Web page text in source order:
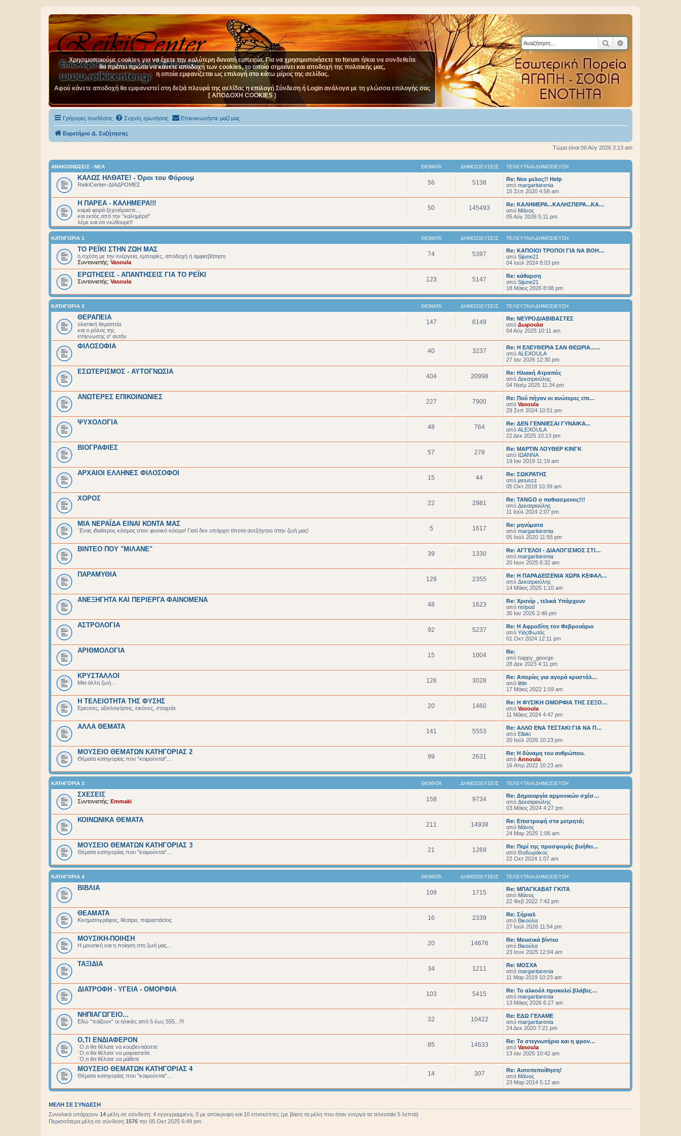
Αναζήτηση
Γρήγορες συνδέσεις Συχνές ερωτήσεις Επικοινωνήστε μαζί μας
Ευρετήριο Δ. Συζήτησης
Τώρα είναι 06 Αύγ 2026 3:13 am
ΑΝΑΚΟΙΝΩΣΕΙΣ - ΝΕΑ ΘΈΜΑΤΑ ΔΗΜΟΣΙΕΎΣΕΙΣ ΤΕΛΕΥΤΑΊΑ ΔΗΜΟΣΊΕΥΣΗ
ΚΑΛΩΣ ΗΛΘΑΤΕ! - Όροι του Φόρουμ
ReikiCenter-ΔΙΑΔΡΟΜΕΣ 56 5138
Re: Νεο μελος!! Help
από margaritarenia
15 Σεπ 2020 4:58 am
Η ΠΑΡΕΑ - ΚΑΛΗΜΕΡΑ!!!
καμιά φορά ξεχνιόμαστε...
και εκτός από την "καλημέρα"
λέμε και ότι νιώθουμε!!
50 145493
Re: ΚΑΛΗΜΕΡΑ...ΚΑΛΗΣΠΕΡΑ...ΚΑ…
από Μάνος
05 Αύγ 2026 5:11 pm
ΚΑΤΗΓΟΡΙΑ 1 ΘΈΜΑΤΑ ΔΗΜΟΣΙΕΎΣΕΙΣ ΤΕΛΕΥΤΑΊΑ ΔΗΜΟΣΊΕΥΣΗ
ΤΟ ΡΕΪΚΙ ΣΤΗΝ ΖΩΗ ΜΑΣ
η σχέση με την ενέργεια, εμπειρίες, αποδοχή ή αμφισβήτηση
Συντονιστής: Vasoula
74 5397
Re: ΚΑΠΟΙΟΙ ΤΡΟΠΟΙ ΓΙΑ ΝΑ ΒΟΗ…
από Sijune21
04 Ιούλ 2024 8:03 pm
ΕΡΩΤΗΣΕΙΣ - ΑΠΑΝΤΗΣΕΙΣ ΓΙΑ ΤΟ ΡΕΪΚΙ
Συντονιστής: Vasoula 123 5147
Re: κάθαρση
από Sijune21
18 Μάιος 2026 8:08 pm
ΚΑΤΗΓΟΡΙΑ 2 ΘΈΜΑΤΑ ΔΗΜΟΣΙΕΎΣΕΙΣ ΤΕΛΕΥΤΑΊΑ ΔΗΜΟΣΊΕΥΣΗ
ΘΕΡΑΠΕΙΑ
ολιστική θεραπεία
και ο ρόλος της
επίγνωσης σ' αυτήν
147 6149
Re: ΝΕΥΡΟΔΙΑΒΙΒΑΣΤΕΣ
από Δωρουλα
04 Αύγ 2025 10:11 am
ΦΙΛΟΣΟΦΙΑ
40 3237
Re: Η ΕΛΕΥΘΕΡΙΑ ΣΑΝ ΘΕΩΡΙΑ...…
από ALEXOULA
27 Ιαν 2026 12:30 pm
ΕΣΩΤΕΡΙΣΜΟΣ - ΑΥΤΟΓΝΩΣΙΑ
404 20998
Re: Ηλιακή Ατραπός
από Δεκατριούλης
04 Νοέμ 2025 11:34 pm
ΑΝΩΤΕΡΕΣ ΕΠΙΚΟΙΝΩΝΙΕΣ
227 7900
Re: Πού πήγαν οι ανώτερες επι…
από Vasoula
29 Σεπ 2024 10:51 pm
ΨΥΧΟΛΟΓΙΑ
48 764
Re: ΔΕΝ ΓΕΝΝΙΕΣΑΙ ΓΥΝΑΙΚΑ...
από ALEXOULA
22 Δεκ 2025 10:13 pm
BIOΓΡΑΦΙΕΣ
57 278
Re: ΜΑΡΤΙΝ ΛΟΥΘΕΡ ΚΙΝΓΚ
από ΙΩΑΝΝΑ
19 Ιαν 2019 11:19 am
ΑΡΧΑΙΟΙ EΛΛΗΝΕΣ ΦΙΛΟΣΟΦΟΙ
15 44
Re: ΣΩΚΡΑΤΗΣ
από januszz
05 Οκτ 2018 10:39 am
ΧΟΡΟΣ
22 2981
Re: TANGO ο παθιασμενος!!!
από Δεκατριούλης
11 Ιούλ 2024 2:07 pm
ΜΙΑ ΝΕΡΑΪΔΑ ΕΙΝΑΙ ΚΟΝΤΑ ΜΑΣ
΄Ενας ιδιαίτερος κόσμος στον φυσικό κόσμο! Γιατί δεν υπάρχει τίποτα ανεξήγητο στην ζωή μας! 5 1617
Re: μηνύματα
από margaritarenia
05 Ιούλ 2020 11:55 pm
ΒΙΝΤΕΟ ΠΟΥ "ΜΙΛΑΝΕ"
39 1330
Re: ΑΓΓΕΛΟΙ - ΔΙΑΛΟΓΙΣΜΟΣ ΣΤΙ…
από margaritarenia
20 Ιουν 2025 6:32 am
ΠΑΡΑΜΥΘΙΑ
129 2355
Re: Η ΠΑΡΑΔΕΙΣΕΝΙΑ ΧΩΡΑ ΚΕΦΑΛ…
από Δεκατριούλης
14 Μάιος 2025 1:10 am
ΑΝΕΞΗΓΗΤΑ ΚΑΙ ΠΕΡΙΕΡΓΑ ΦΑΙΝΟΜΕΝΑ
48 1623
Re: Χρονίρ , τελικά Υπάρχουν
από ntripod
30 Ιαν 2026 2:46 pm
ΑΣΤΡΟΛΟΓΙΑ
92 5237
Re: Η Αφροδίτη τον Φεβρουάριο
από ΥιόςΦωτός
01 Οκτ 2024 12:11 pm
ΑΡΙΘΜΟΛΟΓΙΑ
15 1004
Re:
από happy_george
28 Δεκ 2023 4:11 pm
ΚΡΥΣΤΑΛΛΟΙ
Μια άλλη ζωή... 126 3028
Re: Απορίες για αγορά κρυστάλ…
από little
17 Μάιος 2022 1:59 am
Η ΤΕΛΕΙΟΤΗΤΑ ΤΗΣ ΦΥΣΗΣ
Ερευνες, αξιολογήσεις, εικόνες, στοιχεία 20 1460
Re: Η ΦΥΣΙΚΗ ΟΜΟΡΦΙΑ ΤΗΣ ΣΕΞΟ…
από Vasoula
11 Μάιος 2024 4:47 pm
ΑΛΛΑ ΘΕΜΑΤΑ
141 5553
Re: ΑΛΛΟ ΕΝΑ ΤΕΣΤΑΚΙ ΓΙΑ ΝΑ Π…
από Ellaki
20 Ιούλ 2026 10:23 pm
ΜΟΥΣΕΙΟ ΘΕΜΑΤΩΝ ΚΑΤΗΓΟΡΙΑΣ 2
Θέματα κατηγορίας που "κοιμούνται"... 99 2631
Re: Η δύναμη του ανθρώπου.
από Annoula
16 Απρ 2022 10:23 am
ΚΑΤΗΓΟΡΙΑ 3 ΘΈΜΑΤΑ ΔΗΜΟΣΙΕΎΣΕΙΣ ΤΕΛΕΥΤΑΊΑ ΔΗΜΟΣΊΕΥΣΗ
ΣΧΕΣΕΙΣ
Συντονιστής: Emmaki 158 9734
Re: Δημιουργία αρμονικών σχέσ…
από Δεκατριούλης
03 Μάιος 2024 4:27 pm
ΚΟΙΝΩΝΙΚΑ ΘΕΜΑΤΑ
211 14938
Re: Επιστροφή στα μετρητά;
από Μάνος
24 Μαρ 2025 1:06 am
ΜΟΥΣΕΙΟ ΘΕΜΑΤΩΝ ΚΑΤΗΓΟΡΙΑΣ 3
Θέματα κατηγορίας που "κοιμούνται"... 21 1269
Re: Περί της προσφοράς βοήθει…
από Θοδωράκος
22 Οκτ 2024 1:07 am
ΚΑΤΗΓΟΡΙΑ 4 ΘΈΜΑΤΑ ΔΗΜΟΣΙΕΎΣΕΙΣ ΤΕΛΕΥΤΑΊΑ ΔΗΜΟΣΊΕΥΣΗ
ΒΙΒΛΙΑ
109 1715
Re: ΜΠΑΓΚΑΒΑΤ ΓΚΙΤΑ
από Μάνος
22 Φεβ 2022 7:42 pm
ΘΕΑΜΑΤΑ
Κινηματογράφος, θέατρο, παραστάσεις 16 2339
Re: Σήριαλ
από Βικούλα
27 Ιούλ 2026 11:54 pm
ΜΟΥΣΙΚΗ-ΠΟΙΗΣΗ
Η μουσική και η ποίηση στη ζωή μας... 20 14676
Re: Μουσικά βίντεο
από Βικούλα
23 Ιουν 2025 12:04 am
ΤΑΞΙΔΙΑ
34 1211
Re: ΜΟΣΧΑ
από margaritarenia
11 Μαρ 2019 10:23 am
ΔΙΑΤΡΟΦΗ - ΥΓΕΙΑ - ΟΜΟΡΦΙΑ
103 5415
Re: Το αλκοόλ προκαλεί βλάβες…
από margaritarenia
13 Μάιος 2026 6:27 am
ΝΗΠΙΑΓΩΓΕΙΟ...
Εδώ "παίζουν" οι ηλικίες από 5 έως 555...!!! 32 10422
Re: ΕΔΩ ΓΕΛΑΜΕ
από margaritarenia
24 Δεκ 2020 7:21 pm
Ο,ΤΙ ΕΝΔΙΑΦΕΡΟΝ
΄Ο,τι θα θέλατε να κουβεντιάσετε
΄Ο,τι θα θέλατε να μοιραστείτε
΄Ο,τι θα θέλατε να μάθετε
85 14633
Re: Το στεγνωτήριο και η φρον…
από Vasoula
13 Ιαν 2025 10:42 am
ΜΟΥΣΕΙΟ ΘΕΜΑΤΩΝ ΚΑΤΗΓΟΡΙΑΣ 4
Θέματα κατηγορίας που "κοιμούνται"... 14 307
Re: Αυτοπεποίθηση!
από Μάνος
23 Μαρ 2014 5:12 am
ΜΈΛΗ ΣΕ ΣΎΝΔΕΣΗ
Συνολικά υπάρχουν 14 μέλη σε σύνδεση: 4 εγγεγραμμένα, 0 με απόκρυψη και 10 επισκέπτες (με βάση τα μέλη που ήταν ενεργά τα τελευταία 5 λεπτά)
Περισσότερα μέλη σε σύνδεση 1576 την 05 Οκτ 2025 6:49 pm
Χρησιμοποιούμε cookies για να έχετε την καλύτερη δυνατή εμπειρία. Για να χρησιμοποιήσετε το forum ή/και να συνδεθείτε
θα πρέπει πρώτα να κάνετε αποδοχή των cookies, το οποίο σημαίνει και αποδοχή της πολιτικής μας,
η οποία εμφανίζεται ως επιλογή στο κάτω μέρος της σελίδας.
Αφού κάνετε αποδοχή θα εμφανιστεί στη δεξιά πλευρά της σελίδας η επιλογή Σύνδεση ή Login ανάλογα με τη γλώσσα επιλογής σας
[ ΑΠΟΔΟΧΗ COOKIES ]